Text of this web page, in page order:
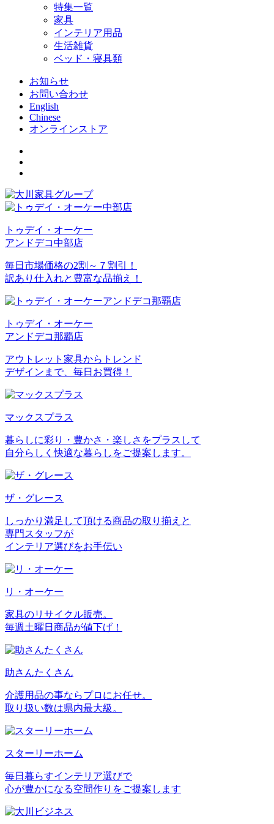
特集一覧
家具
インテリア用品
生活雑貨
ベッド・寝具類
お知らせ
お問い合わせ
English
Chinese
オンラインストア
トゥデイ・オーケー
アンドデコ中部店
毎日市場価格の2割～７割引！
訳あり仕入れと豊富な品揃え！
トゥデイ・オーケー
アンドデコ那覇店
アウトレット家具からトレンド
デザインまで、毎日お買得！
マックスプラス
暮らしに彩り・豊かさ・楽しさをプラスして
自分らしく快適な暮らしをご提案します。
ザ・グレース
しっかり満足して頂ける商品の取り揃えと
専門スタッフが
インテリア選びをお手伝い
リ・オーケー
家具のリサイクル販売。
毎週土曜日商品が値下げ！
助さんたくさん
介護用品の事ならプロにお任せ。
取り扱い数は県内最大級。
スターリーホーム
毎日暮らすインテリア選びで
心が豊かになる空間作りをご提案します